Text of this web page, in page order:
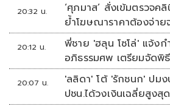
20:32 น.
‘ศุภมาส’ สั่งเข้มตรวจค
ย้ำโฆษณาราคาต้องจ่าย
20:12 น.
พี่ชาย 'ฮลุน โซโล่' แจ้ง
อภิธรรมศพ เตรียมจัดพิ
20:07 น.
'ลลิดา' โต้ 'รักชนก' ปม
ปชน.ได้วงเงินเฉลี่ยสูงสุด